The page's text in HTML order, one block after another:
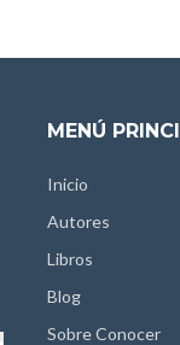
MENÚ
Inicio
Autores
Libros
Blog
Sobre Conocer